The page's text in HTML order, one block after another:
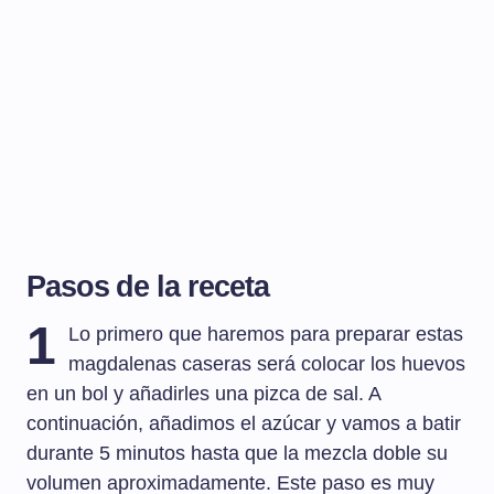
Pasos de la receta
1
Lo primero que haremos para preparar estas
magdalenas caseras será colocar los huevos
en un bol y añadirles una pizca de sal. A
continuación, añadimos el azúcar y vamos a batir
durante 5 minutos hasta que la mezcla doble su
volumen aproximadamente. Este paso es muy